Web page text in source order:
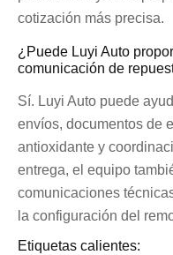
cotización más precisa.
¿Puede Luyi Auto
comunicación de
Sí. Luyi Auto puede
envíos, documentos de
antioxidante y
entrega, el equipo
comunicaciones
la configuración del
Etiquetas calientes: